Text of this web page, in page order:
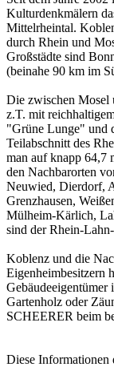
Kulturdenkmälern
Mittelrheintal.
durch Rhein und
Großstädte sind
(beinahe 90 km im
Die zwischen Mosel
z.T. mit
"Grüne Lunge" und
Teilabschnitt des
man auf knapp 64,7
den Nachbarorten
Neuwied, Dierdorf,
Grenzhausen,
Mülheim-Kärlich,
sind der Rhein-
Koblenz und die
Eigenheimbesitzern
Gebäudeeigentümer
Gartenholz oder
SCHEERER beim
Diese Informationen